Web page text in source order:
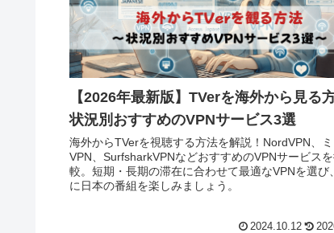
【2026年最新版】TVerを海外から見る
状況別おすすめのVPNサービス3選
海外からTVerを視聴する方法を解説！NordVPN、
VPN、SurfsharkVPNなどおすすめのVPNサービス
較。短期・長期の滞在に合わせて最適なVPNを選び
に日本の番組を楽しみましょう。
2024.10.12